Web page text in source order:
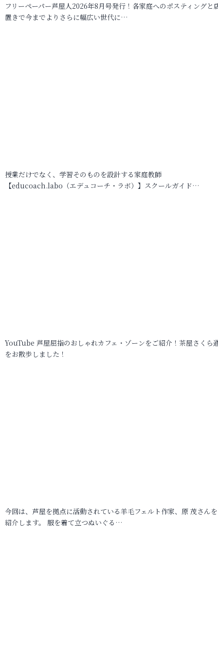
フリーペーパー芦屋人2026年8月号発行！各家庭へのポスティングと
置きで今までよりさらに幅広い世代に…
授業だけでなく、学習そのものを設計する家庭教師
【educoach.labo（エデュコーチ・ラボ）】スクールガイド…
YouTube 芦屋屈指のおしゃれカフェ・ゾーンをご紹介！茶屋さくら
をお散歩しました！
今回は、芦屋を拠点に活動されている羊毛フェルト作家、原 茂さん
紹介します。 服を着て立つぬいぐる…